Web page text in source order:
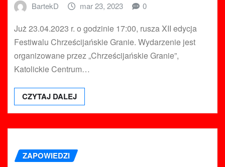
BartekD mar 23, 2023 0
Już 23.04.2023 r. o godzinie 17:00, rusza XII edycja
Festiwalu Chrześcijańskie Granie. Wydarzenie jest
organizowane przez „Chrześcijańskie Granie”,
Katolickie Centrum…
CZYTAJ DALEJ
ZAPOWIEDZI